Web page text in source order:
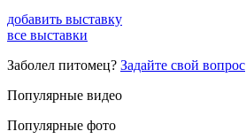
добавить выставку
все выставки
Заболел питомец? Задайте свой вопрос
Популярные видео
Популярные фото